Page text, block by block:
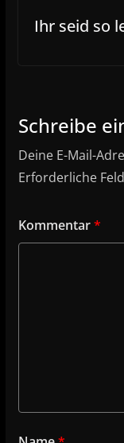
Ihr seid so
Schreibe
Deine E-Mail-
Erforderliche
Kommentar*